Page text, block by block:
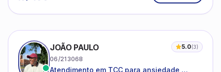
JOÃO PAULO 5.0(3)
06/213068
Atendimento em TCC para ansiedade,